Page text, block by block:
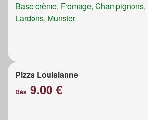
Base crème, Fromage,
Lardons, Munster
Pizza Louisianne
Dès 9.00 €